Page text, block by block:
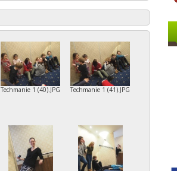
Techmanie 1 (40).JPG Techmanie 1 (41).JPG